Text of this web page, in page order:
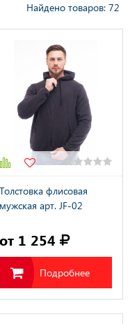
Найдено товаров: 72
Толстовка флисовая
мужская арт. JF-02
от 1 254
Подробнее